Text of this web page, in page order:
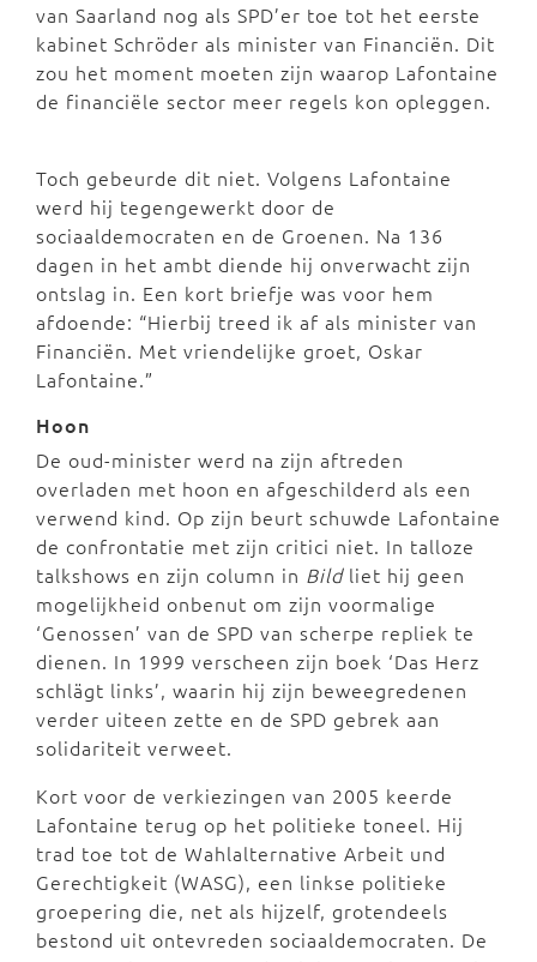
van Saarland nog als SPD’er toe tot het eerste
kabinet Schröder als minister van Financiën. Dit
zou het moment moeten zijn waarop Lafontaine
de financiële sector meer regels kon opleggen.
Toch gebeurde dit niet. Volgens Lafontaine
werd hij tegengewerkt door de
sociaaldemocraten en de Groenen. Na 136
dagen in het ambt diende hij onverwacht zijn
ontslag in. Een kort briefje was voor hem
afdoende: “Hierbij treed ik af als minister van
Financiën. Met vriendelijke groet, Oskar
Lafontaine.”
Hoon
De oud-minister werd na zijn aftreden
overladen met hoon en afgeschilderd als een
verwend kind. Op zijn beurt schuwde Lafontaine
de confrontatie met zijn critici niet. In talloze
talkshows en zijn column in Bildliet hij geen
mogelijkheid onbenut om zijn voormalige
‘Genossen’ van de SPD van scherpe repliek te
dienen. In 1999 verscheen zijn boek ‘Das Herz
schlägt links’, waarin hij zijn beweegredenen
verder uiteen zette en de SPD gebrek aan
solidariteit verweet.
Kort voor de verkiezingen van 2005 keerde
Lafontaine terug op het politieke toneel. Hij
trad toe tot de Wahlalternative Arbeit und
Gerechtigkeit (WASG), een linkse politieke
groepering die, net als hijzelf, grotendeels
bestond uit ontevreden sociaaldemocraten. De